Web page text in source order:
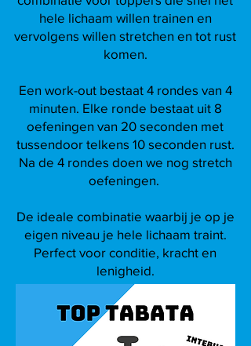
hele lichaam willen trainen en
vervolgens willen stretchen en tot rust
komen.
Een work-out bestaat 4 rondes van 4
minuten. Elke ronde bestaat uit 8
oefeningen van 20 seconden met
tussendoor telkens 10 seconden rust.
Na de 4 rondes doen we nog stretch
oefeningen.
De ideale combinatie waarbij je op je
eigen niveau je hele lichaam traint.
Perfect voor conditie, kracht en
lenigheid.